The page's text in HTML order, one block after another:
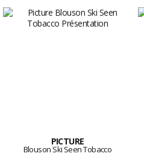
PICTURE
Blouson Ski Seen Tobacco